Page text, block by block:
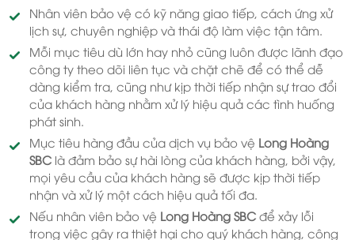
Nhân viên bảo vệ có kỹ năng giao tiếp, cách ứng xử
lịch sự, chuyên nghiệp và thái độ làm việc tận tâm.
Mỗi mục tiêu dù lớn hay nhỏ cũng luôn được lãnh đạo
công ty theo dõi liên tục và chặt chẽ để có thể dễ
dàng kiểm tra, cũng như kịp thời tiếp nhận sự trao đổi
của khách hàng nhằm xử lý hiệu quả các tình huống
phát sinh.
Mục tiêu hàng đầu của dịch vụ bảo vệ Long Hoàng
SBC là đảm bảo sự hài lòng của khách hàng, bởi vậy,
mọi yêu cầu của khách hàng sẽ được kịp thời tiếp
nhận và xử lý một cách hiệu quả tối đa.
Nếu nhân viên bảo vệ Long Hoàng SBC để xảy lỗi
trong việc gây ra thiệt hại cho quý khách hàng, công